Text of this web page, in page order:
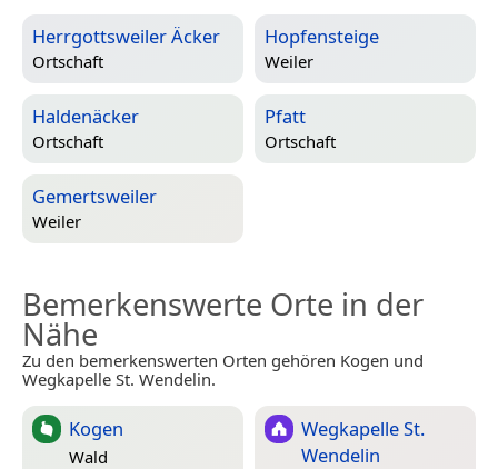
Herrgottsweiler Äcker
Ortschaft
Hopfensteige
Weiler
Haldenäcker
Ortschaft
Pfatt
Ortschaft
Gemertsweiler
Weiler
Bemerkenswerte Orte in der
Nähe
Zu den bemerkenswerten Orten gehören Kogen und
Wegkapelle St. Wendelin.
Kogen
Wald
Wegkapelle St.
Wendelin